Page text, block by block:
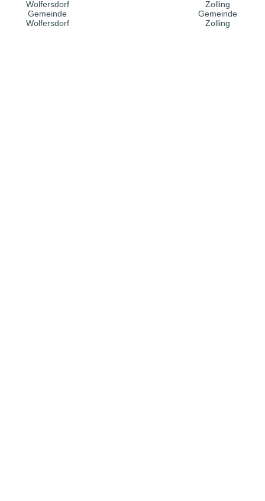
Gemeinde
Wolfersdorf
Gemeinde
Zolling